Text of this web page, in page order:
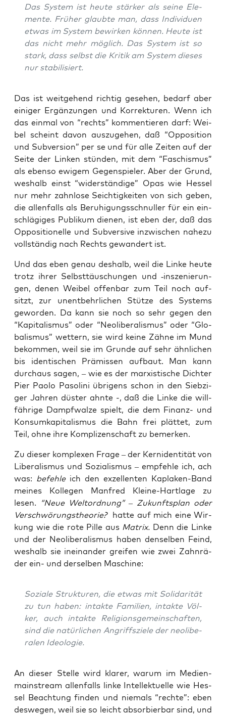
Das Sys­tem ist heu­te stär­ker als sei­ne Ele­
men­te. Frü­her glaub­te man, dass Indi­vi­du­en
etwas im Sys­tem bewir­ken kön­nen. Heu­te ist
das nicht mehr mög­lich. Das Sys­tem ist so
stark, dass selbst die Kri­tik am Sys­tem die­ses
nur stabilisiert.
Das ist weit­ge­hend rich­tig gese­hen, bedarf aber
eini­ger Ergän­zun­gen und Kor­rek­tu­ren. Wenn ich
das ein­mal von “rechts” kom­men­tie­ren darf: Wei­
bel scheint davon aus­zu­ge­hen, daß “Oppo­si­ti­on
und Sub­ver­si­on” per se und für alle Zei­ten auf der
Sei­te der Lin­ken stün­den, mit dem “Faschis­mus”
als eben­so ewi­gem Gegen­spie­ler. Aber der Grund,
wes­halb einst “wider­stän­di­ge” Opas wie Hes­sel
nur mehr zahn­lo­se Seich­tig­kei­ten von sich geben,
die allen­falls als Beru­hi­gungs­schnul­ler für ein ein­
schlä­gi­ges Publi­kum die­nen, ist eben der, daß das
Oppo­si­tio­nel­le und Sub­ver­si­ve inzwi­schen nahe­zu
voll­stän­dig nach Rechts gewan­dert ist.
Und das eben genau des­halb, weil die Lin­ke heu­te
trotz ihrer Selbst­täu­schun­gen und ‑insze­nie­run­
gen, denen Wei­bel offen­bar zum Teil noch auf­
sitzt, zur unent­behr­li­chen Stüt­ze des Sys­tems
gewor­den. Da kann sie noch so sehr gegen den
“Kapi­ta­lis­mus” oder “Neo­li­be­ra­lis­mus” oder “Glo­
ba­lis­mus” wet­tern, sie wird kei­ne Zäh­ne im Mund
bekom­men, weil sie im Grun­de auf sehr ähn­li­chen
bis iden­ti­schen Prä­mis­sen auf­baut. Man kann
durch­aus sagen, – wie es der mar­xis­ti­sche Dich­ter
Pier Pao­lo Paso­li­ni übri­gens schon in den Sieb­zi­
ger Jah­ren düs­ter ahn­te -, daß die Lin­ke die will­
fäh­ri­ge Dampf­wal­ze spielt, die dem Finanz- und
Kon­sum­ka­pi­ta­lis­mus die Bahn frei plät­tet, zum
Teil, ohne ihre Kom­pli­zen­schaft zu bemerken.
Zu die­ser kom­ple­xen Fra­ge – der Kern­iden­ti­tät von
Libe­ra­lis­mus und Sozia­lis­mus – emp­feh­le ich, ach
was: befeh­leich den exzel­len­ten Kapla­ken-Band
mei­nes Kol­le­gen Man­fred Klei­ne-Hart­la­ge zu
lesen. “Neue Welt­ord­nung” – Zukunfts­plan oder
Ver­schwö­rungs­theo­rie?hat­te auf mich eine Wir­
kung wie die rote Pil­le aus Matrix. Denn die Lin­ke
und der Neo­li­be­ra­lis­mus haben den­sel­ben Feind,
wes­halb sie inein­an­der grei­fen wie zwei Zahn­rä­
der ein- und der­sel­ben Maschine:
Sozia­le Struk­tu­ren, die etwas mit Soli­da­ri­tät
zu tun haben: intak­te Fami­li­en, intak­te Völ­
ker, auch intak­te Reli­gi­ons­ge­mein­schaf­ten,
sind die natür­li­chen Angriffs­zie­le der neo­li­be­
ra­len Ideologie.
An die­ser Stel­le wird kla­rer, war­um im Medi­en­
main­stream allen­falls lin­ke Intel­lek­tu­el­le wie Hes­
sel Beach­tung fin­den und nie­mals “rech­te”: eben
des­we­gen, weil sie so leicht absor­bier­bar sind, und